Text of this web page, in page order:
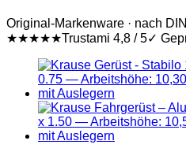
Original-Markenware · nach
★★★★★Trustami 4,8 / 5✓